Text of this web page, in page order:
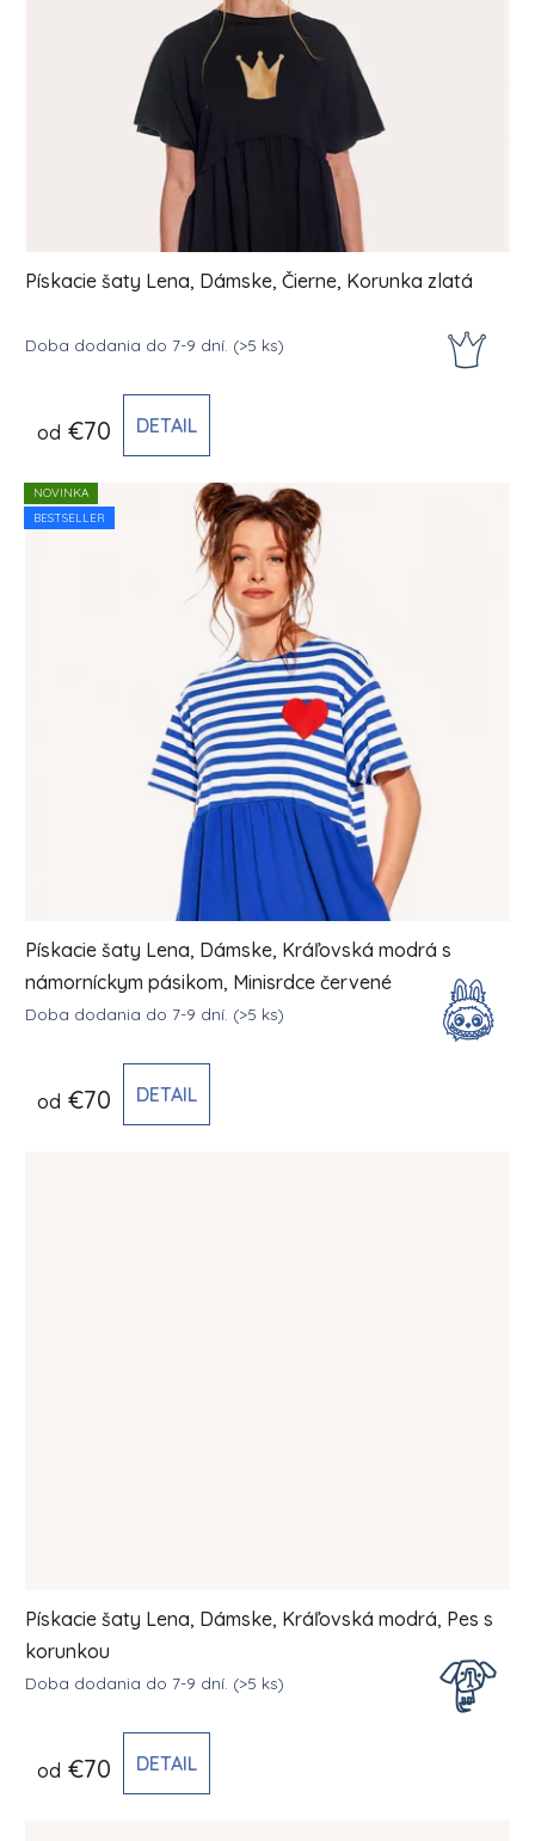
Pískacie šaty Lena, Dámske, Čierne, Korunka zlatá
Doba dodania do 7-9 dní. (>5 ks)
od €70 DETAIL
NOVINKA
BESTSELLER
Pískacie šaty Lena, Dámske, Kráľovská modrá s
námorníckym pásikom, Minisrdce červené
Doba dodania do 7-9 dní. (>5 ks)
od €70 DETAIL
Pískacie šaty Lena, Dámske, Kráľovská modrá, Pes s
korunkou
Doba dodania do 7-9 dní. (>5 ks)
od €70 DETAIL